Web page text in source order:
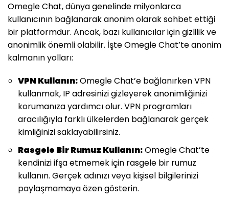
Omegle Chat, dünya genelinde milyonlarca
kullanıcının bağlanarak anonim olarak sohbet ettiği
bir platformdur. Ancak, bazı kullanıcılar için gizlilik ve
anonimlik önemli olabilir. İşte Omegle Chat’te anonim
kalmanın yolları:
VPN Kullanın:Omegle Chat’e bağlanırken VPN
kullanmak, IP adresinizi gizleyerek anonimliğinizi
korumanıza yardımcı olur. VPN programları
aracılığıyla farklı ülkelerden bağlanarak gerçek
kimliğinizi saklayabilirsiniz.
Rasgele Bir Rumuz Kullanın:Omegle Chat’te
kendinizi ifşa etmemek için rasgele bir rumuz
kullanın. Gerçek adınızı veya kişisel bilgilerinizi
paylaşmamaya özen gösterin.